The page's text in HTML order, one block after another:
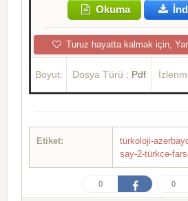
Okuma
Turuz hayatta kalmak için,
Boyut: Dosya Türü : Pdf
Etiket:
türkoloji-
say-2-türkcə-
0 0